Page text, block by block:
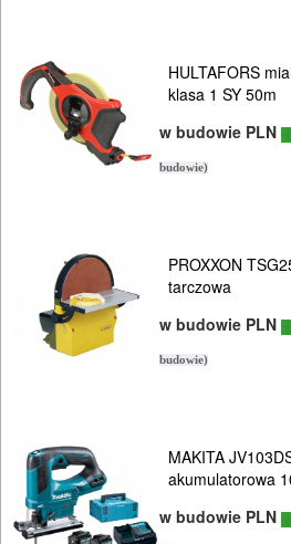
HULTAFORS
klasa 1 SY 50m
w budowie PLN
budowie)
PROXXON
tarczowa
w budowie PLN
budowie)
MAKITA
akumulatorowa
w budowie PLN